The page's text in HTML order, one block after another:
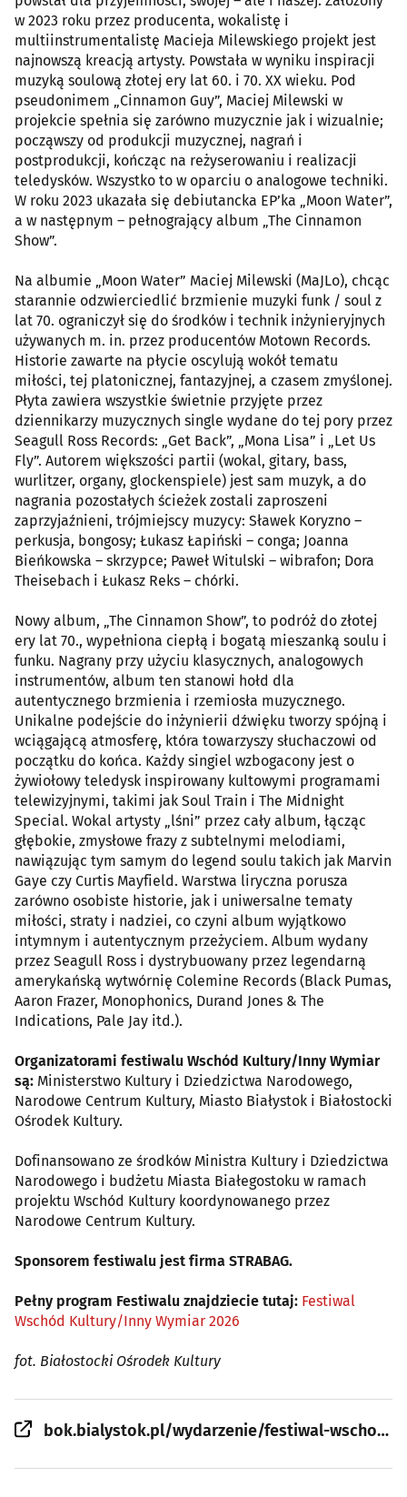
w 2023 roku przez producenta, wokalistę i
multiinstrumentalistę Macieja Milewskiego projekt jest
najnowszą kreacją artysty. Powstała w wyniku inspiracji
muzyką soulową złotej ery lat 60. i 70. XX wieku. Pod
pseudonimem „Cinnamon Guy”, Maciej Milewski w
projekcie spełnia się zarówno muzycznie jak i wizualnie;
począwszy od produkcji muzycznej, nagrań i
postprodukcji, kończąc na reżyserowaniu i realizacji
teledysków. Wszystko to w oparciu o analogowe techniki.
W roku 2023 ukazała się debiutancka EP’ka „Moon Water”,
a w następnym – pełnogrający album „The Cinnamon
Show”.
Na albumie „Moon Water” Maciej Milewski (MaJLo), chcąc
starannie odzwierciedlić brzmienie muzyki funk / soul z
lat 70. ograniczył się do środków i technik inżynieryjnych
używanych m. in. przez producentów Motown Records.
Historie zawarte na płycie oscylują wokół tematu
miłości, tej platonicznej, fantazyjnej, a czasem zmyślonej.
Płyta zawiera wszystkie świetnie przyjęte przez
dziennikarzy muzycznych single wydane do tej pory przez
Seagull Ross Records: „Get Back”, „Mona Lisa” i „Let Us
Fly”. Autorem większości partii (wokal, gitary, bass,
wurlitzer, organy, glockenspiele) jest sam muzyk, a do
nagrania pozostałych ścieżek zostali zaproszeni
zaprzyjaźnieni, trójmiejscy muzycy: Sławek Koryzno –
perkusja, bongosy; Łukasz Łapiński – conga; Joanna
Bieńkowska – skrzypce; Paweł Witulski – wibrafon; Dora
Theisebach i Łukasz Reks – chórki.
Nowy album, „The Cinnamon Show”, to podróż do złotej
ery lat 70., wypełniona ciepłą i bogatą mieszanką soulu i
funku. Nagrany przy użyciu klasycznych, analogowych
instrumentów, album ten stanowi hołd dla
autentycznego brzmienia i rzemiosła muzycznego.
Unikalne podejście do inżynierii dźwięku tworzy spójną i
wciągającą atmosferę, która towarzyszy słuchaczowi od
początku do końca. Każdy singiel wzbogacony jest o
żywiołowy teledysk inspirowany kultowymi programami
telewizyjnymi, takimi jak Soul Train i The Midnight
Special. Wokal artysty „lśni” przez cały album, łącząc
głębokie, zmysłowe frazy z subtelnymi melodiami,
nawiązując tym samym do legend soulu takich jak Marvin
Gaye czy Curtis Mayfield. Warstwa liryczna porusza
zarówno osobiste historie, jak i uniwersalne tematy
miłości, straty i nadziei, co czyni album wyjątkowo
intymnym i autentycznym przeżyciem. Album wydany
przez Seagull Ross i dystrybuowany przez legendarną
amerykańską wytwórnię Colemine Records (Black Pumas,
Aaron Frazer, Monophonics, Durand Jones & The
Indications, Pale Jay itd.).
Organizatorami festiwalu Wschód Kultury/Inny Wymiar
są: Ministerstwo Kultury i Dziedzictwa Narodowego,
Narodowe Centrum Kultury, Miasto Białystok i Białostocki
Ośrodek Kultury.
Dofinansowano ze środków Ministra Kultury i Dziedzictwa
Narodowego i budżetu Miasta Białegostoku w ramach
projektu Wschód Kultury koordynowanego przez
Narodowe Centrum Kultury.
Sponsorem festiwalu jest firma STRABAG.
Pełny program Festiwalu znajdziecie tutaj: Festiwal
Wschód Kultury/Inny Wymiar 2026
fot. Białostocki Ośrodek Kultury
bok.bialystok.pl/wydarzenie/festiwal-wschod-kultury-inny-wymiar-cinnamon-gum/